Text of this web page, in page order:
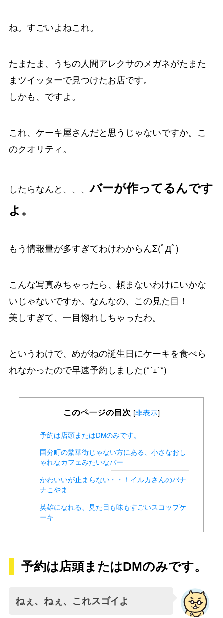
ね。すごいよねこれ。
たまたま、うちの人間アレクサのメガネがたまた
まツイッターで見つけたお店です。
しかも、ですよ。
これ、ケーキ屋さんだと思うじゃないですか。こ
のクオリティ。
したらなんと、、、バーが作ってるんです
よ。
もう情報量が多すぎてわけわからんΣ(ﾟДﾟ)
こんな写真みちゃったら、頼まないわけにいかな
いじゃないですか。なんなの、この見た目！
美しすぎて、一目惚れしちゃったわ。
というわけで、めがねの誕生日にケーキを食べら
れなかったので早速予約しました(*´ｪ`*)
このページの目次 [非表示]
予約は店頭またはDMのみです。
国分町の繁華街じゃない方にある、小さなおし
ゃれなカフェみたいなバー
かわいいが止まらない・・！イルカさんのバナ
ナこやま
英雄になれる、見た目も味もすごいスコップケ
ーキ
予約は店頭またはDMのみです。
ねぇ、ねぇ、これスゴイよ